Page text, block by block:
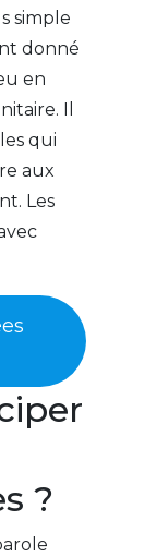
simple
donné
en
Il
qui
aux
Les
?